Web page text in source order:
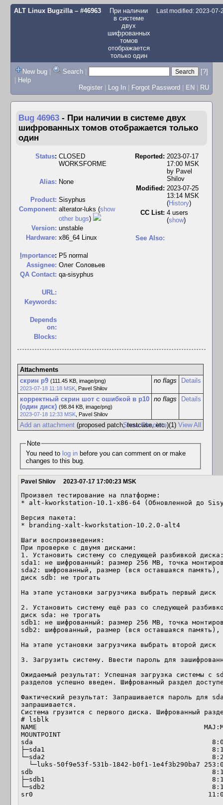
ALT Linux Bugzilla– #46963
При наличии
в системе
двух
шифрованных
томов
отображается
только один
Last modified: 2023-07-
New bug | Search |
[?]
| Help
Register | Log In | Forgot Password | EN | RU
Bug 46963 - При наличии в системе двух
шифрованных томов отображается только
один
Status: CLOSED
WORKSFORME
Alias: None
Product: Sisyphus
Component: alterator-luks (show
other bugs)
Version: unstable
Hardware: x86_64 Linux
mportance: P5 normal
Assignee: Олег Соловьев
QA Contact: qa-sisyphus
URL:
Keywords:
Depends
on:
Blocks:
Reported: 2023-07-17
17:00 MSK
by Pavel
Shilov
Modified: 2023-07-25
13:14 MSK
(History)
CC List: 4 users
(show)
See Also:
Attachments
скрин р9 (111.45 KB, image/png)
2023-07-18 11:18 MSK, Pavel Shilov
no flags Details
корректный скрин шот с ошибкой в р10
(один диск) (98.84 KB, image/png)
2023-07-18 12:33 MSK, Pavel Shilov
no flags Details
Show Obsolete(1)View All
Add an attachment(proposed patch, testcase, etc.)
Note
You need to log inbefore you can comment on or make
changes to this bug.
Pavel Shilov 2023-07-17 17:00:23 MSK
Произвел тестирование на платформе:
* alt-kworkstation-10.1-x86-64 (Обновленной до
Версия пакета:
* branding-xalt-kworkstation-10.2.0-alt4
Шаги воспроизведения:
При проверке с двумя дисками:
1. Установить систему со следующей разбивкой
sda1: не шифрованный: размер 256 MB, точка
sda2: шифрованный, размер (вся оставшаяся
диск sdb: не трогать
На этапе установки загрузчика выбрать первый диск
2. Установить систему ещё раз со следующей
диск sda: не трогать
sdb1: не шифрованный: размер 256 MB, точка
sdb2: шифрованный, размер (вся оставшаяся
На этапе установки загрузчика выбрать второй диск
3. Загрузить систему. Ввести пароль для
Ожидаемый результат: Успешная загрузка системы c
разделов успешно введен. Шифрованный раздел
Фактический результат: Запрашивается пароль для
запрашивается.
Система грузится с первого диска. Шифрованный
# lsblk
NAME                                          MAJ:MIN
MOUNTPOINT
sda                                             8:0
├─sda1                                          8:1
└─sda2                                          8:2
sdb                                             8:16
├─sdb1                                          8:17
└─sdb2
sr0                                            11:0